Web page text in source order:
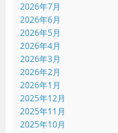
2026年7月
2026年6月
2026年5月
2026年4月
2026年3月
2026年2月
2026年1月
2025年12月
2025年11月
2025年10月